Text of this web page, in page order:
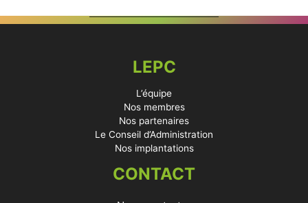
LEPC
L’équipe
Nos membres
Nos partenaires
Le Conseil d’Administration
Nos implantations
CONTACT